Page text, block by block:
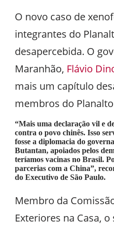
O novo caso de
integrantes do
desapercebida. O
Maranhão, Flávio
mais um capítulo
membros do
“Mais uma declaração vil e
contra o povo chinês. Isso
fosse a diplomacia do
Butantan, apoiados pelos
teríamos vacinas no Brasil.
parcerias com a China”,
do Executivo de São Paulo.
Membro da
Exteriores na Casa,